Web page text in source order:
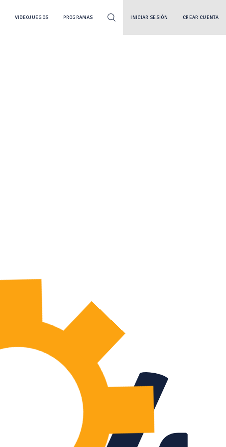
VIDEOJUEGOS PROGRAMAS INICIAR SESIÓN CREAR CUENTA